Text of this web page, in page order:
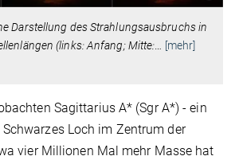
Darstellung des Strahlungsausbruchs in
(links: Anfang; Mitte:
[mehr]
Sagittarius A* (Sgr A*) - ein
Loch im Zentrum der
vier Millionen Mal mehr Masse hat